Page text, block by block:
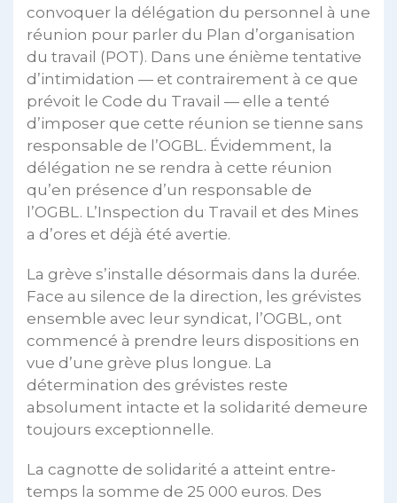
convoquer la délégation du personnel à une
réunion pour parler du Plan d’organisation
du travail (POT). Dans une énième tentative
d’intimidation — et contrairement à ce que
prévoit le Code du Travail — elle a tenté
d’imposer que cette réunion se tienne sans
responsable de l’OGBL. Évidemment, la
délégation ne se rendra à cette réunion
qu’en présence d’un responsable de
l’OGBL. L’Inspection du Travail et des Mines
a d’ores et déjà été avertie.
La grève s’installe désormais dans la durée.
Face au silence de la direction, les grévistes
ensemble avec leur syndicat, l’OGBL, ont
commencé à prendre leurs dispositions en
vue d’une grève plus longue. La
détermination des grévistes reste
absolument intacte et la solidarité demeure
toujours exceptionnelle.
La cagnotte de solidarité a atteint entre-
temps la somme de 25 000 euros. Des